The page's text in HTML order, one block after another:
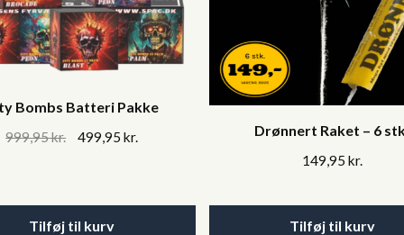
Bombs Batteri Pakke
999,95kr.
Original
499,95kr.
Tilføj til kurv
Drønnert Raket – 6
149,95 kr.
Tilføj til kurv